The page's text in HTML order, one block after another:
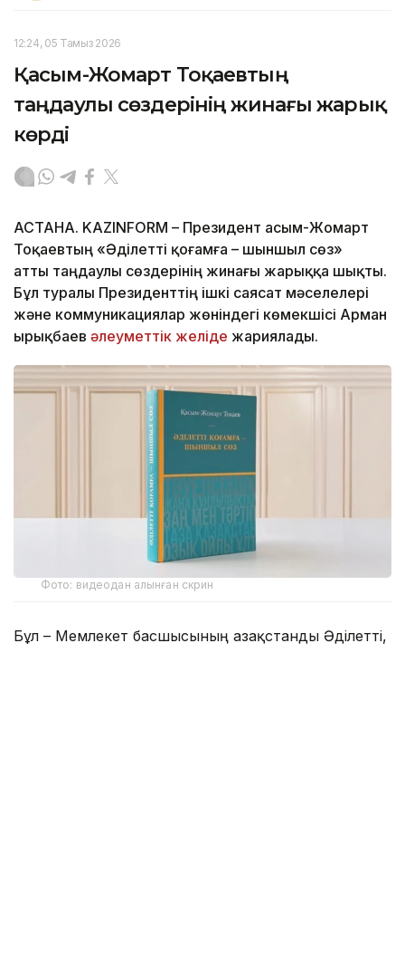
12:24, 05 Тамыз 2026
Қасым-Жомарт Тоқаевтың
таңдаулы сөздерінің жинағы жарық
көрді
АСТАНА. KAZINFORM – Президент Қасым-Жомарт
Тоқаевтың «Әділетті қоғамға – шыншыл сөз»
атты таңдаулы сөздерінің жинағы жарыққа шықты.
Бұл туралы Президенттің ішкі саясат мәселелері
және коммуникациялар жөніндегі көмекшісі Арман
Қырықбаев әлеуметтік желіде жариялады.
Фото: видеодан алынған скрин
Бұл – Мемлекет басшысының Қазақстанды Әділетті,